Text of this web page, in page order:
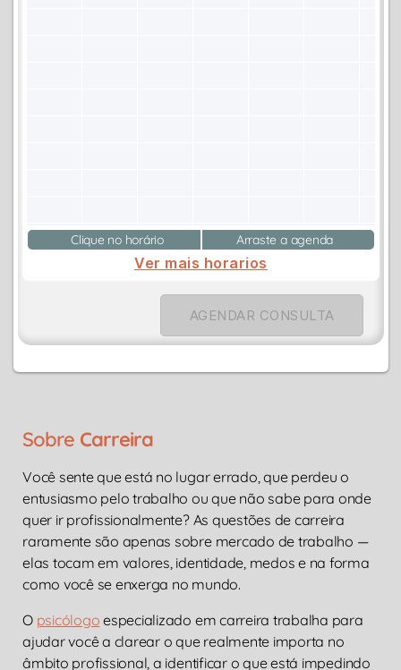
Clique no horário Arraste a agenda
Ver mais horarios
AGENDAR CONSULTA
Sobre Carreira
Você sente que está no lugar errado, que perdeu o
entusiasmo pelo trabalho ou que não sabe para onde
quer ir profissionalmente? As questões de carreira
raramente são apenas sobre mercado de trabalho —
elas tocam em valores, identidade, medos e na forma
como você se enxerga no mundo.
O psicólogo especializado em carreira trabalha para
ajudar você a clarear o que realmente importa no
âmbito profissional, a identificar o que está impedindo